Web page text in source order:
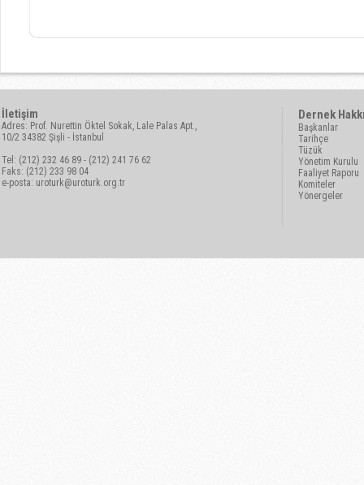
İletişim
Adres: Prof. Nurettin Öktel Sokak, Lale Palas Apt.,
10/2 34382 Şişli - İstanbul
Tel: (212) 232 46 89 - (212) 241 76 62
Faks: (212) 233 98 04
e-posta: uroturk@uroturk.org.tr
Dernek
Başkanlar
Tarihçe
Tüzük
Yönetim Kurulu
Faaliyet Raporu
Komiteler
Yönergeler